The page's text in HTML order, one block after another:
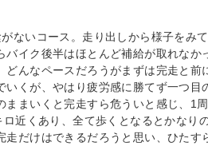
ないコース。走り出しから様子をみ
イク後半はほとんど補給が取れなか
んなペースだろうがまずは完走と前
くが、やはり疲労感に勝てず一つ目
まいくと完走すら危ういと感じ、1
近くあり、全て歩くとなるとかなり
だけはできるだろうと思い、ひたす